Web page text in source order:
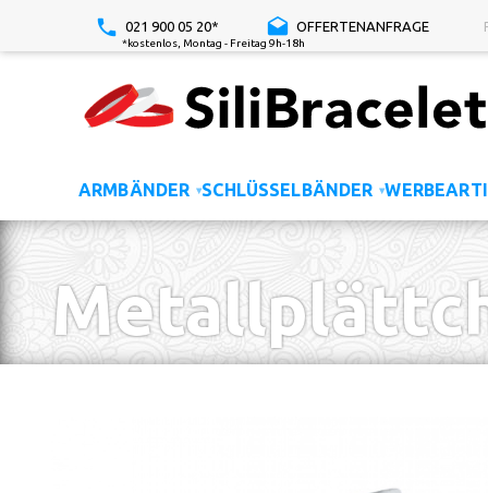
021 900 05 20* OFFERTENANFRAGE
*kostenlos, Montag - Freitag 9h-18h
ARMBÄNDER ▾SCHLÜSSELBÄNDER ▾